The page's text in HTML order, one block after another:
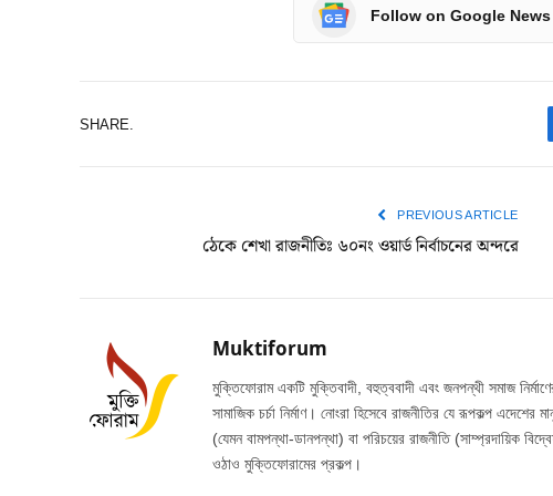
Follow on Google News
SHARE.
PREVIOUS ARTICLE
ঠেকে শেখা রাজনীতিঃ ৬০নং ওয়ার্ড নির্বাচনের অন্দরে
Muktiforum
মুক্তিফোরাম একটি মুক্তিবাদী, বহুত্ববাদী এবং জনপন্থী সমাজ
সামাজিক চর্চা নির্মাণ। নোংরা হিসেবে রাজনীতির যে রূপকল্প
(যেমন বামপন্থা-ডানপন্থা) বা পরিচয়ের রাজনীতি (সাম্প্রদায়িক
ওঠাও মুক্তিফোরামের প্রকল্প।